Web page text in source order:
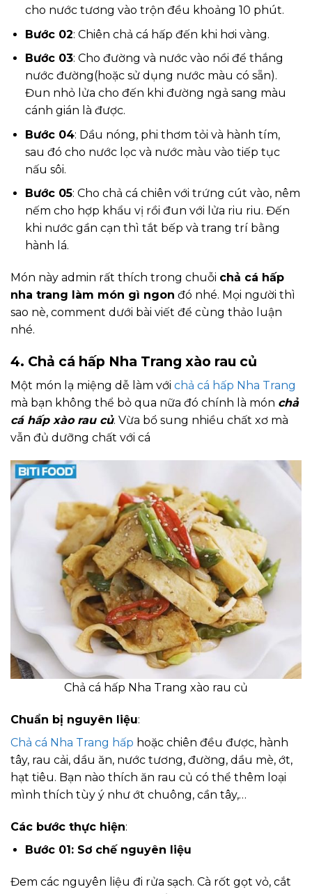
cho nước tương vào trộn đều khoảng 10 phút.
Bước 02: Chiên chả cá hấp đến khi hơi vàng.
Bước 03: Cho đường và nước vào nồi để thắng
nước đường(hoặc sử dụng nước màu có sẵn).
Đun nhỏ lửa cho đến khi đường ngả sang màu
cánh gián là được.
Bước 04: Dầu nóng, phi thơm tỏi và hành tím,
sau đó cho nước lọc và nước màu vào tiếp tục
nấu sôi.
Bước 05: Cho chả cá chiên với trứng cút vào, nêm
nếm cho hợp khẩu vị rồi đun với lửa riu riu. Đến
khi nước gần cạn thì tắt bếp và trang trí bằng
hành lá.
Món này admin rất thích trong chuỗi chả cá hấp
nha trang làm món gì ngon đó nhé. Mọi người thì
sao nè, comment dưới bài viết để cùng thảo luận
nhé.
4. Chả cá hấp Nha Trang xào rau củ
Một món lạ miệng dễ làm với chả cá hấp Nha Trang
mà bạn không thể bỏ qua nữa đó chính là món chả
cá hấp xào rau củ. Vừa bổ sung nhiều chất xơ mà
vẫn đủ dưỡng chất với cá
Chả cá hấp Nha Trang xào rau củ
Chuẩn bị nguyên liệu:
Chả cá Nha Trang hấp hoặc chiên đều được, hành
tây, rau cải, dầu ăn, nước tương, đường, dầu mè, ớt,
hạt tiêu. Bạn nào thích ăn rau củ có thể thêm loại
mình thích tùy ý như ớt chuông, cần tây,…
Các bước thực hiện:
Bước 01: Sơ chế nguyên liệu
Đem các nguyên liệu đi rửa sạch. Cà rốt gọt vỏ, cắt